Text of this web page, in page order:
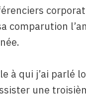
comparution
à qui j’ai parlé
une